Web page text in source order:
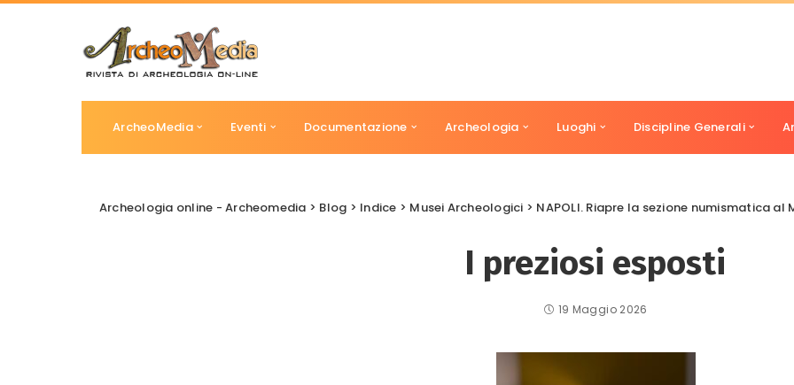
ArcheoMedia Eventi Documentazione Archeologia Luoghi Discipline Generali
Archeologia online - Archeomedia > Blog > Indice > Musei Archeologici > NAPOLI. Riapre la sezione numismatica al
I preziosi esposti
19 Maggio 2026